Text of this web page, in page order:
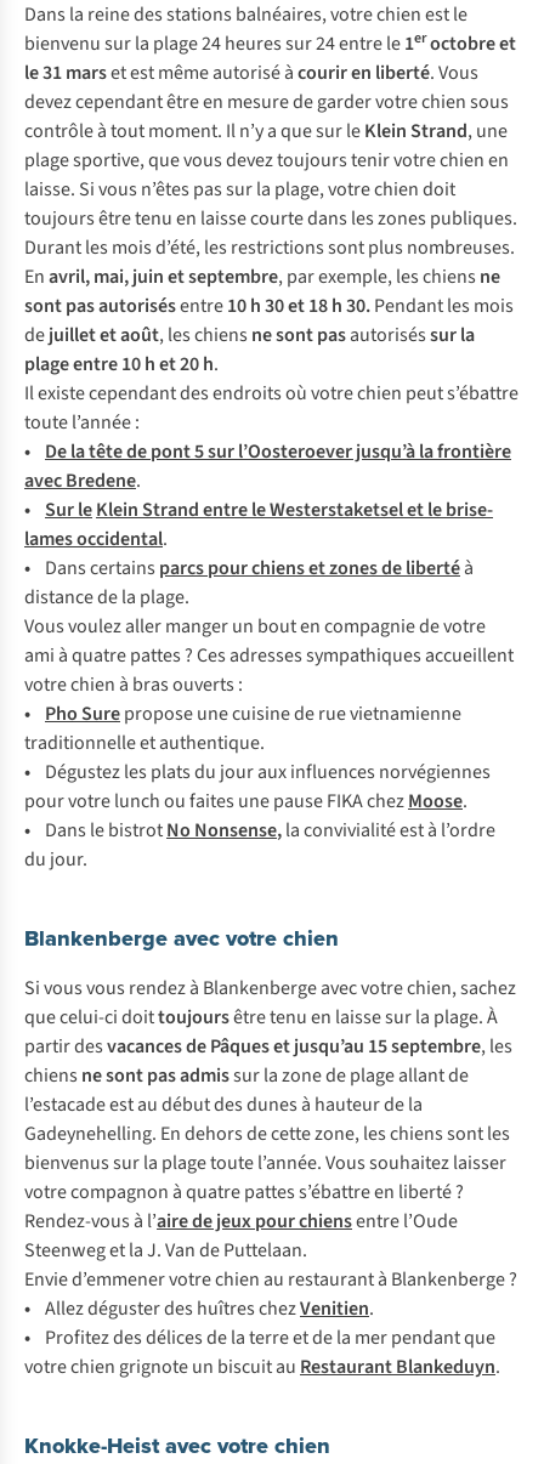
Dans la reine des stations balnéaires, votre chien est le
bienvenu sur la plage 24 heures sur 24 entre le1eroctobre et
le 31 marset est même autorisé àcourir en liberté. Vous
devez cependant être en mesure de garder votre chien sous
contrôle à tout moment. Il n’y a que sur leKlein Strand, une
plage sportive, que vous devez toujours tenir votre chien en
laisse. Si vous n’êtes pas sur la plage, votre chien doit
toujours être tenu en laisse courte dans les zones publiques.
Durant les mois d’été, les restrictions sont plus nombreuses.
Enavril, mai, juin et septembre, par exemple, les chiens ne
sont pas autorisésentre10 h 30 et18 h 30.Pendant les mois
dejuillet et août, les chiens ne sont pasautoriséssur la
plage entre 10 h et 20 h.
Il existe cependant des endroits où votre chien peut s’ébattre
toute l’année :
• De la tête de pont 5 sur l’Oosteroever jusqu’à la frontière
avec Bredene.
• Sur leKlein Strand entre le Westerstaketsel et le brise-
lames occidental.
• Dans certains parcs pour chiens et zones de libertéà
distance de la plage.
Vous voulez aller manger un bout en compagnie de votre
ami à quatre pattes ? Ces adresses sympathiques accueillent
votre chien à bras ouverts :
• Pho Surepropose une cuisine de rue vietnamienne
traditionnelle et authentique.
• Dégustez les plats du jour aux influences norvégiennes
pour votre lunch ou faites une pause FIKA chezMoose.
• Dans le bistrotNo Nonsense,la convivialité est à l’ordre
du jour.
Blankenberge avec votre chien
Si vous vous rendez à Blankenberge avec votre chien, sachez
que celui-ci doittoujoursêtre tenu en laisse sur la plage. À
partir desvacances de Pâques et jusqu’au 15 septembre, les
chiens ne sont pas admissur la zone de plage allant de
l’estacade est au début des dunes à hauteur de la
Gadeynehelling. En dehors de cette zone, les chiens sont les
bienvenus sur la plage toute l’année. Vous souhaitez laisser
votre compagnon à quatre pattes s’ébattre en liberté ?
Rendez-vous à l’aire de jeux pour chiensentre l’Oude
Steenweg et la J. Van de Puttelaan.
Envie d’emmener votre chien au restaurant à Blankenberge ?
• Allez déguster des huîtres chezVenitien.
• Profitez des délices de la terre et de la mer pendant que
votre chien grignote un biscuit au Restaurant Blankeduyn.
Knokke-Heist avec votre chien